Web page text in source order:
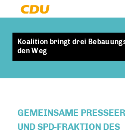
Koalition bringt drei
den Weg
GEMEINSAME
UND SPD-FRAKTION DES